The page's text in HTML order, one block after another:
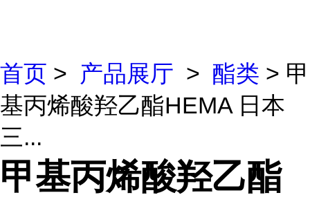
首页 > 产品展厅 > 酯类 > 甲
基丙烯酸羟乙酯HEMA 日本
三...
甲基丙烯酸羟乙酯